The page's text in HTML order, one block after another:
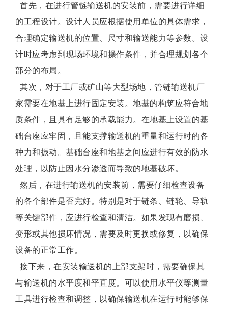
首先，在进行管链输送机的安装前，需要进行详细
的工程设计。设计人员应根据使用单位的具体需求，
合理确定输送机的位置、尺寸和输送能力等参数。设
计时应考虑到现场环境和操作条件，并合理规划各个
部分的布局。
其次，对于工厂或矿山等大型场地，管链输送机厂
家需要在地基上进行固定安装。地基的构筑应符合地
质条件，且具有足够的承载能力。在地基上设置的基
础台座应牢固，且能支撑输送机的重量和运行时的各
种力和振动。基础台座和地基之间应进行有效的防水
处理，以防止因水分渗透而导致的地基破坏。
然后，在进行输送机的安装前，需要仔细检查设备
的各个部件是否完好。特别是对于链条、链轮、导轨
等关键部件，应进行检查和清洁。如果发现有磨损、
变形或其他损坏情况，需要及时更换或修复，以确保
设备的正常工作。
接下来，在安装输送机的上部支架时，需要确保其
与输送机的水平度和平直度。可以使用水平仪等测量
工具进行检查和调整，以确保输送机在运行时能够保